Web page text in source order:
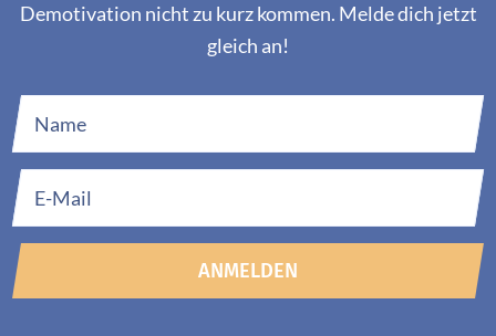
Demotivation nicht zu kurz kommen. Melde dich jetzt
gleich an!
ANMELDEN